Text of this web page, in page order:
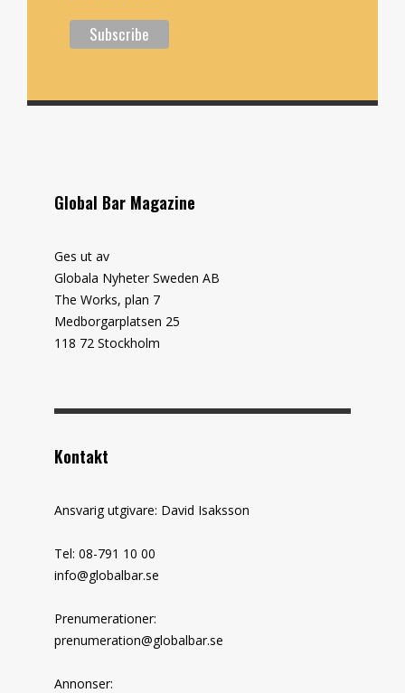
Global Bar Magazine
Ges ut av
Globala Nyheter Sweden AB
The Works, plan 7
Medborgarplatsen 25
118 72 Stockholm
Kontakt
Ansvarig utgivare: David Isaksson
Tel: 08-791 10 00
info@globalbar.se
Prenumerationer:
prenumeration@globalbar.se
Annonser: